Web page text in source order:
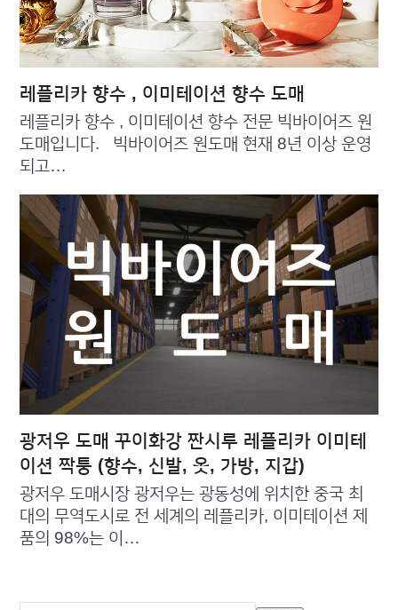
레플리카 향수 , 이미테이션 향수 도매
레플리카 향수 , 이미테이션 향수 전문 빅바이어즈 원
도매입니다. 빅바이어즈 원도매 현재 8년 이상 운영
되고…
광저우 도매 꾸이화강 짠시루 레플리카 이미테
이션 짝퉁 (향수, 신발, 옷, 가방, 지갑)
광저우 도매시장 광저우는 광동성에 위치한 중국 최
대의 무역도시로 전 세계의 레플리카, 이미테이션 제
품의 98%는 이…